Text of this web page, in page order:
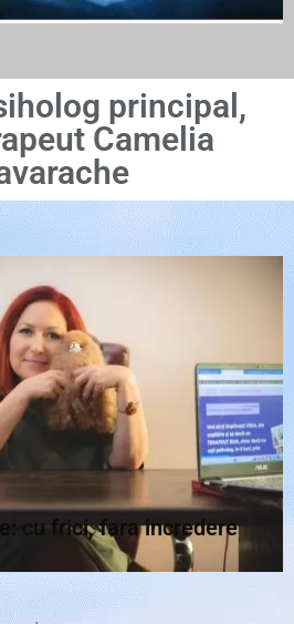
principal,
Camelia
cu frici, fara incredere